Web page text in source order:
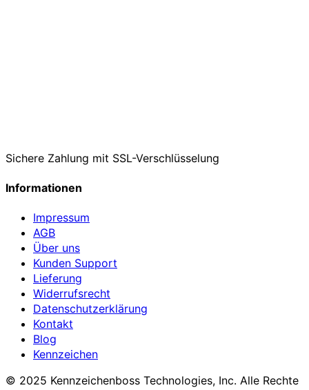
Sichere Zahlung mit SSL-Verschlüsselung
Informationen
Impressum
AGB
Über uns
Kunden Support
Lieferung
Widerrufsrecht
Datenschutzerklärung
Kontakt
Blog
Kennzeichen
© 2025 Kennzeichenboss Technologies, Inc. Alle Rechte